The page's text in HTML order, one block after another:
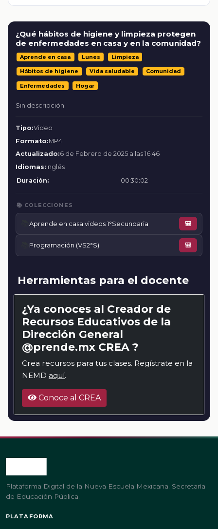
¿Qué hábitos de higiene y limpieza protegen
de enfermedades en casa y en la comunidad?
Aprende en casa Lunes Limpieza
Hábitos de higiene Vida saludable Comunidad
Enfermedades Hogar
Sin descripción
Tipo:Video
Formato:MP4
Actualizado:6 de Febrero de 2025 a las 16:46
Idiomas:Inglés
Duración:
00:30:02
📚 COLECCIONES
📚Aprende en casa videos 1°Secundaria 🎒
Programación (VS2°S) 🎒
Herramientas para el docente
¿Ya conoces al Creador de
Recursos Educativos de la
Dirección General
@prende.mx CREA ?
Crea recursos para tus clases. Regístrate en la
NEMD aquí.
Conoce al CREA
Plataforma Digital de la Nueva Escuela Mexicana. Secretaría
de Educación Pública.
PLATAFORMA